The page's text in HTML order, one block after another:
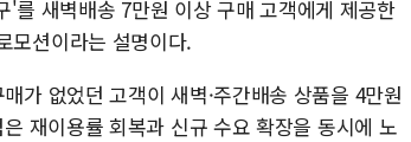
를 새벽배송 7만원 이상 구매 고객에게 제공한
모션이라는 설명이다.
가 없었던 고객이 새벽·주간배송 상품을 4만원
재이용률 회복과 신규 수요 확장을 동시에 노